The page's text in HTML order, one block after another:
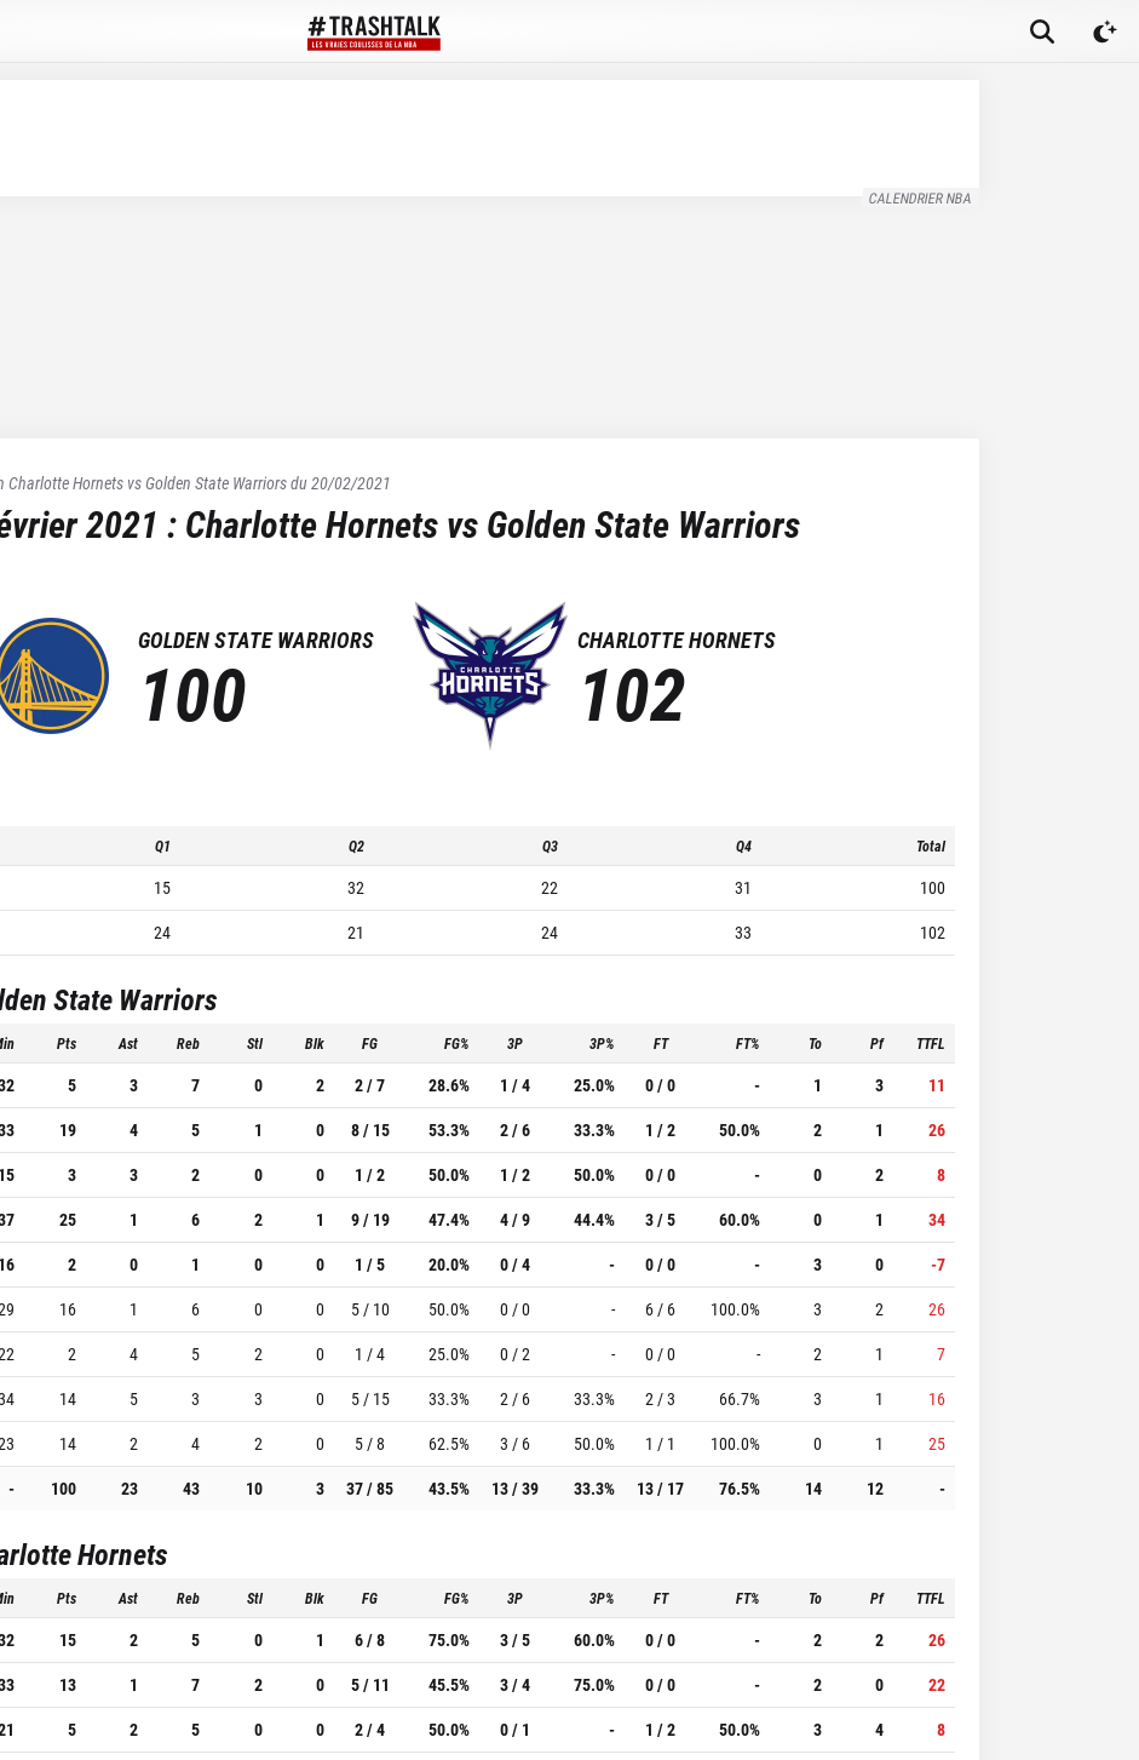
CALENDRIER NBA
Charlotte Hornets vsGolden State Warriorsdu20/02/2021
2021 : Charlotte Hornets vs Golden State Warriors
GOLDEN STATE WARRIORS
100
CHARLOTTE HORNETS
102
Q1 Q2 Q3 Q4 Total
15 32 22 31
100
24 21 24 33 102
State Warriors
Pts Ast Reb Stl Blk FG FG% 3P 3P% FT FT% To Pf TTFL
5 3 7 0 2 2 / 7 28.6% 1 / 4 25.0% 0 / 0 - 1 3
11
19 4 5 1 0 8 / 15 53.3% 2 / 6 33.3% 1 / 2 50.0% 2 1
26
15 3 3 2 0 0 1 / 2 50.0% 1 / 2 50.0% 0 / 0 - 0 2
8
25 1 6 2 1 9 / 19 47.4% 4 / 9 44.4% 3 / 5 60.0% 0 1
34
16 2 0 1 0 0 1 / 5 20.0% 0 / 4 - 0 / 0 - 3 0
-7
16 1 6 0 0 5 / 10 50.0% 0 / 0 - 6 / 6 100.0% 3 2
26
2 4 5 2 0 1 / 4 25.0% 0 / 2 - 0 / 0 - 2 1
7
14 5 3 3 0 5 / 15 33.3% 2 / 6 33.3% 2 / 3 66.7% 3 1
16
14 2 4 2 0 5 / 8 62.5% 3 / 6 50.0% 1 / 1 100.0% 0 1
25
- 100 23 43 10 3 37 / 85 43.5% 13 / 39 33.3% 13 / 17 76.5% 14 12 -
Hornets
Pts Ast Reb Stl Blk FG FG% 3P 3P% FT FT% To Pf TTFL
15 2 5 0 1 6 / 8 75.0% 3 / 5 60.0% 0 / 0 - 2 2
26
13 1 7 2 0 5 / 11 45.5% 3 / 4 75.0% 0 / 0 - 2 0
22
5 2 5 0 0 2 / 4 50.0% 0 / 1 - 1 / 2 50.0% 3 4
8